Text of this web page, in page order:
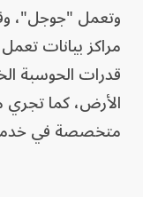
وتعمل "جوجل"،
مراكز بيانات
قدرات الحوسبة
الأرض، كما
متخصصة في